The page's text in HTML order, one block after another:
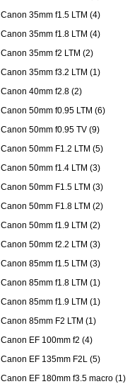
Canon 35mm f1.5 LTM (4)
Canon 35mm f1.8 LTM (4)
Canon 35mm f2 LTM (2)
Canon 35mm f3.2 LTM (1)
Canon 40mm f2.8 (2)
Canon 50mm f0.95 LTM (6)
Canon 50mm f0.95 TV (9)
Canon 50mm F1.2 LTM (5)
Canon 50mm f1.4 LTM (3)
Canon 50mm F1.5 LTM (3)
Canon 50mm F1.8 LTM (2)
Canon 50mm f1.9 LTM (2)
Canon 50mm f2.2 LTM (3)
Canon 85mm f1.5 LTM (3)
Canon 85mm f1.8 LTM (1)
Canon 85mm f1.9 LTM (1)
Canon 85mm F2 LTM (1)
Canon EF 100mm f2 (4)
Canon EF 135mm F2L (5)
Canon EF 180mm f3.5 macro (1)